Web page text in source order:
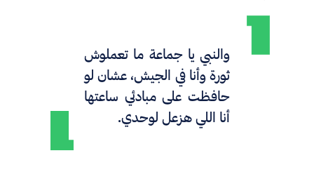
والنبي يا جماعة ما تعملوش
ثورة وأنا في الجيش، عشان لو
حافظت على مبادئي ساعتها
أنا اللي هزعل لوحدي.